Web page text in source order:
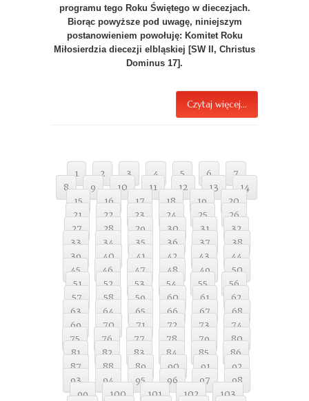
programu tego Roku Świętego w diecezjach.
Biorąc powyższe pod uwagę, niniejszym
postanowieniem powołuję: Komitet Roku
Miłosierdzia diecezji elbląskiej [SW II, Christus
Dominus 17].
Czytaj więcej...
1 2 3 4 5 6
7
8
9 10 11 12 13
14
15
16 17 18 19
20
21
22 23 24 25
26
27
28 29 30 31
32
33
34 35 36 37
38
39
40 41 42 43
44
45
46 47 48 49
50
51
52 53 54 55
56
57
58 59 60 61
62
63
64 65 66 67
68
69
70 71 72 73
74
75
76 77 78 79
80
81
82 83 84 85
86
87
88 89 90 91
92
93
94 95 96 97
98
99
100 101 102
103